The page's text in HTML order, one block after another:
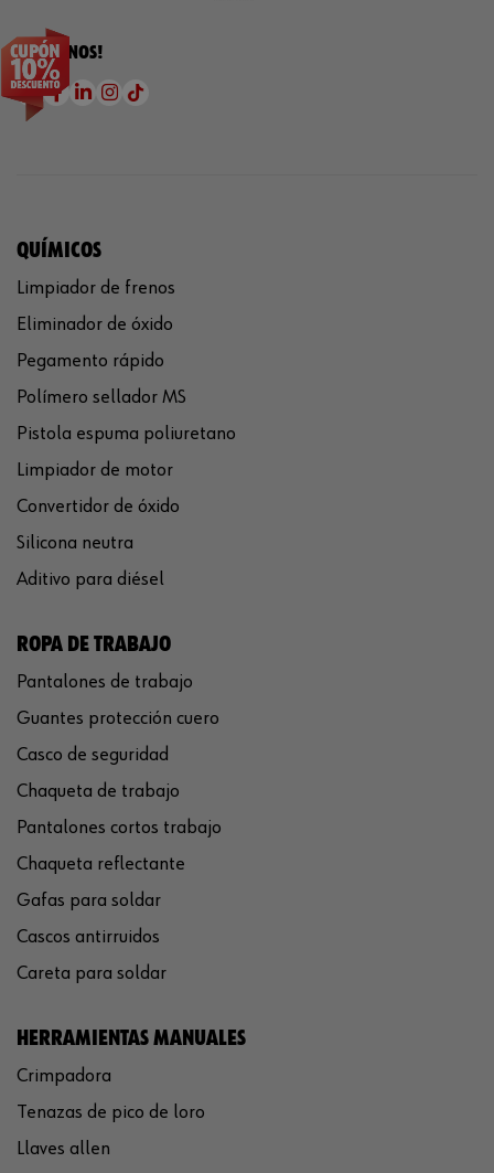
¡SÍGUENOS!
QUÍMICOS
Limpiador de frenos
Eliminador de óxido
Pegamento rápido
Polímero sellador MS
Pistola espuma poliuretano
Limpiador de motor
Convertidor de óxido
Silicona neutra
Aditivo para diésel
ROPA DE TRABAJO
Pantalones de trabajo
Guantes protección cuero
Casco de seguridad
Chaqueta de trabajo
Pantalones cortos trabajo
Chaqueta reflectante
Gafas para soldar
Cascos antirruidos
Careta para soldar
HERRAMIENTAS MANUALES
Crimpadora
Tenazas de pico de loro
Llaves allen